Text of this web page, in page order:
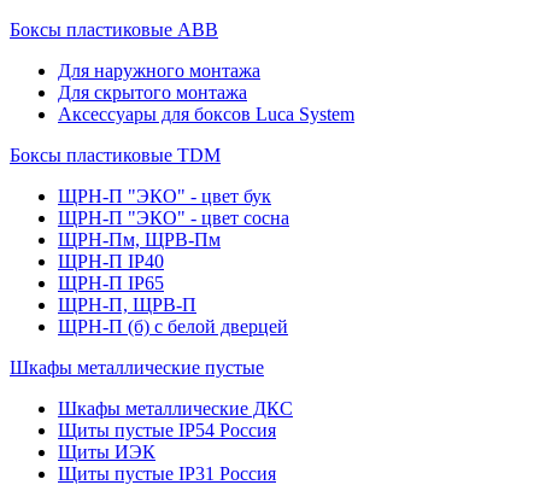
Боксы пластиковые ABB
Для наружного монтажа
Для скрытого монтажа
Аксессуары для боксов Luca System
Боксы пластиковые TDM
ЩРН-П "ЭКО" - цвет бук
ЩРН-П "ЭКО" - цвет сосна
ЩРН-Пм, ЩРВ-Пм
ЩРН-П IP40
ЩРН-П IP65
ЩРН-П, ЩРВ-П
ЩРН-П (б) с белой дверцей
Шкафы металлические пустые
Шкафы металлические ДКС
Щиты пустые IP54 Россия
Щиты ИЭК
Щиты пустые IP31 Россия